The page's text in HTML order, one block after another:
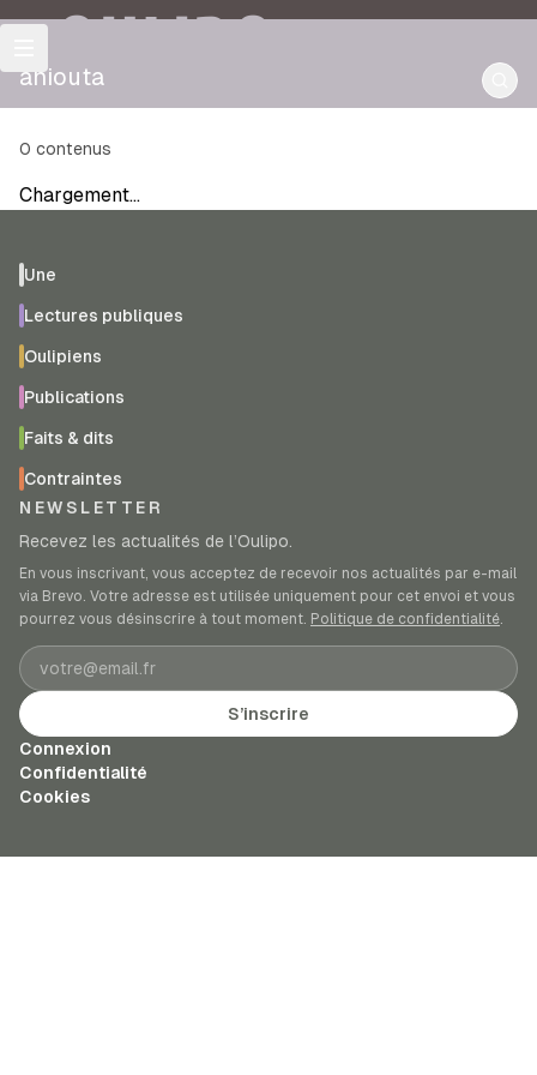
OULIPO
aniouta
0 contenus
Chargement…
Une
Lectures publiques
Oulipiens
Publications
Faits & dits
Contraintes
NEWSLETTER
Recevez les actualités de l’Oulipo.
En vous inscrivant, vous acceptez de recevoir nos actualités par e-mail
via Brevo. Votre adresse est utilisée uniquement pour cet envoi et vous
pourrez vous désinscrire à tout moment. Politique de confidentialité.
Adresse e-mail
S’inscrire
Connexion
Confidentialité
Cookies